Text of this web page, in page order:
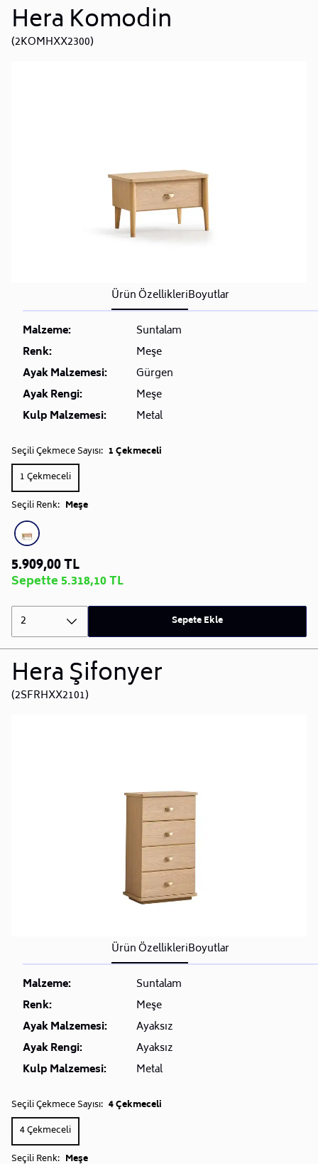
Hera Komodin
(2KOMHXX2300)
Ürün ÖzellikleriBoyutlar
Malzeme:
Suntalam
Renk:
Meşe
Ayak Malzemesi:
Gürgen
Ayak Rengi:
Meşe
Kulp Malzemesi:
Metal
Seçili Çekmece Sayısı: 1 Çekmeceli
1 Çekmeceli
Seçili Renk: Meşe
5.909,00 TL
Sepette 5.318,10 TL
2 Sepete Ekle
Hera Şifonyer
(2SFRHXX2101)
Ürün ÖzellikleriBoyutlar
Malzeme:
Suntalam
Renk:
Meşe
Ayak Malzemesi:
Ayaksız
Ayak Rengi:
Ayaksız
Kulp Malzemesi:
Metal
Seçili Çekmece Sayısı: 4 Çekmeceli
4 Çekmeceli
Seçili Renk: Meşe